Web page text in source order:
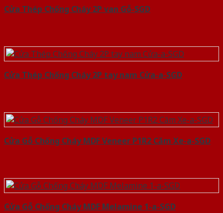
Cửa Thép Chống Cháy 2P van Gỗ-SGD
Cửa Thép Chống Cháy 2P tay nam Cửa-a-SGD
Cửa Gỗ Chống Cháy MDF Veneer P1R2 Căm Xe-a-SGD
Cửa Gỗ Chống Cháy MDF Melamine 1-a-SGD